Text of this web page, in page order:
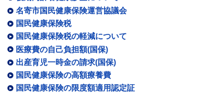
名寄市国民健康保険運営協議会
国民健康保険税
国民健康保険税の軽減について
医療費の自己負担額(国保)
出産育児一時金の請求(国保)
国民健康保険の高額療養費
国民健康保険の限度額適用認定証